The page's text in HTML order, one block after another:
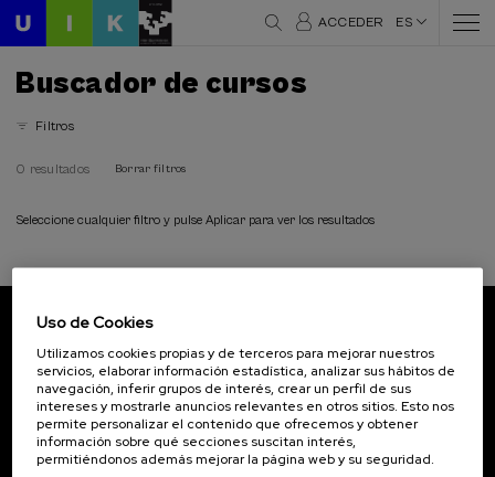
ACCEDER ES
Buscador de cursos
Filtros
0 resultados Borrar filtros
Seleccione cualquier filtro y pulse Aplicar para ver los resultados
Inscríbete para ser el primero/a en recibir las
novedades de UIK.
Suscribirse
Uso de Cookies
Utilizamos cookies propias y de terceros para mejorar nuestros
servicios, elaborar información estadística, analizar sus hábitos de
navegación, inferir grupos de interés, crear un perfil de sus
intereses y mostrarle anuncios relevantes en otros sitios. Esto nos
permite personalizar el contenido que ofrecemos y obtener
información sobre qué secciones suscitan interés,
permitiéndonos además mejorar la página web y su seguridad.